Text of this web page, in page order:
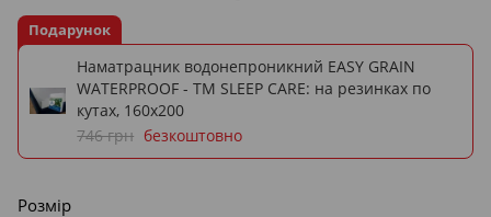
Подарунок
Наматрацник водонепроникний EASY GRAIN
WATERPROOF - ТМ SLEEP CARE: на резинках по
кутах, 160х200
746 грн безкоштовно
Розмір